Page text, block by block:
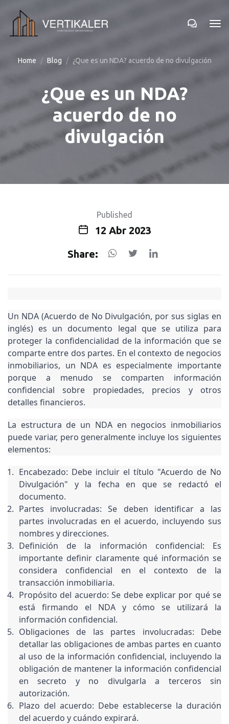
Home Blog ¿Que es un NDA? acuerdo de no divulgación
¿Que es un NDA?
acuerdo de no
divulgación
Published
12 Abr 2023
Share:
Un NDA (Acuerdo de No Divulgación, por sus siglas en
inglés) es un documento legal que se utiliza para
proteger la confidencialidad de la información que se
comparte entre dos partes. En el contexto de negocios
inmobiliarios, un NDA es especialmente importante
porque a menudo se comparten información
confidencial sobre propiedades, precios y otros
detalles financieros.
La estructura de un NDA en negocios inmobiliarios
puede variar, pero generalmente incluye los siguientes
elementos:
Encabezado: Debe incluir el título "Acuerdo de No
Divulgación" y la fecha en que se redactó el
documento.
Partes involucradas: Se deben identificar a las
partes involucradas en el acuerdo, incluyendo sus
nombres y direcciones.
Definición de la información confidencial: Es
importante definir claramente qué información se
considera confidencial en el contexto de la
transacción inmobiliaria.
Propósito del acuerdo: Se debe explicar por qué se
está firmando el NDA y cómo se utilizará la
información confidencial.
Obligaciones de las partes involucradas: Debe
detallar las obligaciones de ambas partes en cuanto
al uso de la información confidencial, incluyendo la
obligación de mantener la información confidencial
en secreto y no divulgarla a terceros sin
autorización.
Plazo del acuerdo: Debe establecerse la duración
del acuerdo y cuándo expirará.